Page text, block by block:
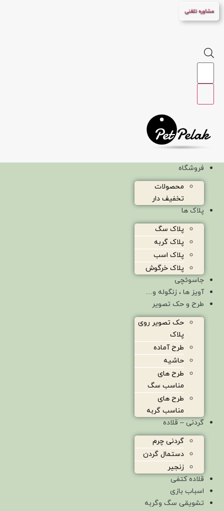
پرش
به
مشاوره تلفنی
Products
فروشگاه
محصولات
تخفیف دار
پلاک ها
پلاک سگ
پلاک گربه
پلاک اسب
پلاک خرگوش
جاسوئچی
آویز ها ، زنگوله و…
طرح و حک تصویر
حک تصویر روی
پلاک
طرح آماده
حاشیه
طرح های
مناسب سگ
طرح های
مناسب گربه
گردنی – قلاده
گردنی چرم
دستمال گردن
زنجیر
قلاده کتفی
اسباب بازی
تشویقی سگ وگربه